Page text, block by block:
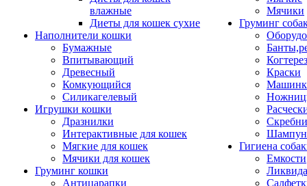
влажные
Диеты для кошек сухие
Наполнители кошки
Бумажные
Впитывающий
Древесный
Комкующийся
Силикагелевый
Игрушки кошки
Дразнилки
Интерактивные для кошек
Мягкие для кошек
Мячики для кошек
Груминг кошки
Антицарапки
Мячики
Груминг
Краски
Гигиена
Емкости